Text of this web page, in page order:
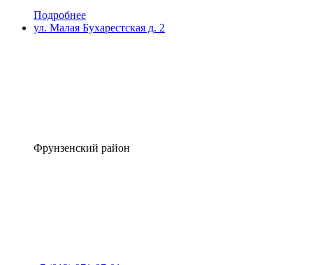
Подробнее
ул. Малая Бухарестская д. 2
Фрунзенский район